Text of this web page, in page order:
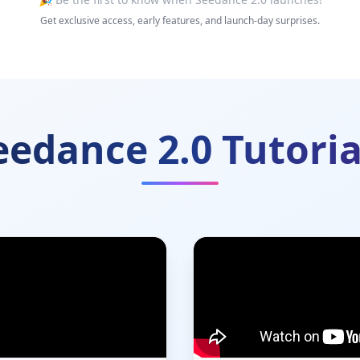
Get exclusive access, early features, and launch-day surprises.
2.0